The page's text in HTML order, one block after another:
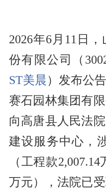
2026年6月11日
份有限公司（
ST美晨 ）发布公
赛石园林集团有
向高唐县人民法
建设服务中心，
（工程款
万元），法院已